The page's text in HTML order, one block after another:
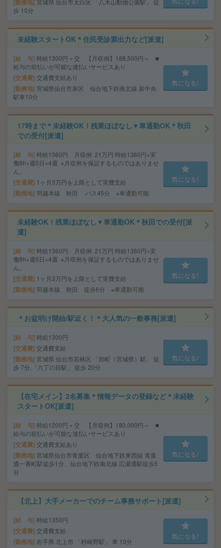
勤務地 宮城県 仙台市太白区 「八木山動物公園駅」 徒
歩 10分
未経験スタートOK＊住民受診票出力など[派遣]
給 与 時給1300円＋交 【月収例】188,500円～ ■
給与の前払いが可能な速払いサービスあり
交通費 交通費支給あり
勤務地 宮城県仙台市泉区 仙台地下鉄南北線 泉中央
駅車10分
気になる!
17時まで＊未経験OK！残業ほぼなし▼車通勤OK＊秋田
での受付[派遣]
給 与 時給1360円 月収例 21万円 時給1360円×実
働8h×週5日×4週 ※月収例を保証するものではありませ
ん。
交通費 1ヶ月3万円を上限として実費支給
勤務地 羽越本線 秋田 バス45分 ※車通勤可能
気になる!
未経験OK！残業ほぼなし▼車通勤OK＊秋田での受付[派
遣]
給 与 時給1360円 月収例 21万円 時給1360円×実
働8h×週5日×4週 ※月収例を保証するものではありませ
ん。
交通費 1ヶ月3万円を上限として実費支給
勤務地 羽越本線 秋田 徒歩6分 ※車通勤可能
気になる!
＊お盆明け開始/駅近く！＊大人気の一般事務[派遣]
給 与 時給1300円
交通費 交通費支給
勤務地 宮城県 仙台市若林区 「卸町（宮城県）駅」 徒
歩 7分,「六丁の目駅」 徒歩 20分
気になる!
【在宅メイン】2名募集＊情報データの登録など＊未経験
スタートOK[派遣]
給 与 時給1200円＋交 【月収例】180,000円～ ■
給与の前払いが可能な速払いサービスあり
交通費 交通費支給あり
勤務地 宮城県仙台市青葉区 仙台地下鉄東西線 青葉
通一番町駅徒歩1分、仙台地下鉄南北線 広瀬通駅徒歩5
分
気になる!
【北上】大手メーカーでのチーム事務サポート[派遣]
給 与 時給1350円
交通費 交通費支給
勤務地 岩手県 北上市 「村崎野駅」 車 10分
気になる!